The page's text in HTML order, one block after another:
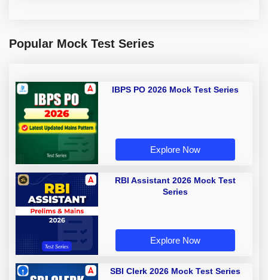
Popular Mock Test Series
IBPS PO 2026 Mock Test Series
Explore Now
RBI Assistant 2026 Mock Test
Series
Explore Now
SBI Clerk 2026 Mock Test Series